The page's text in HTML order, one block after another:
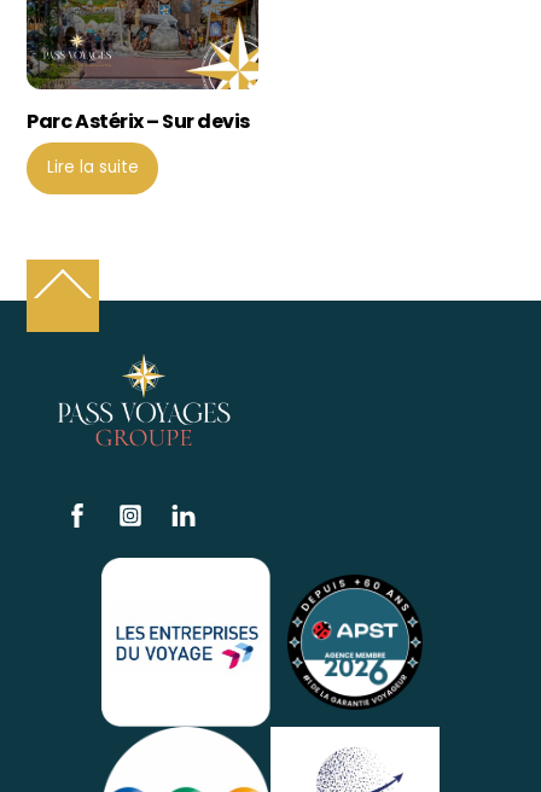
Parc Astérix – Sur devis
Lire la suite
Back
Top
FacebookInstagram